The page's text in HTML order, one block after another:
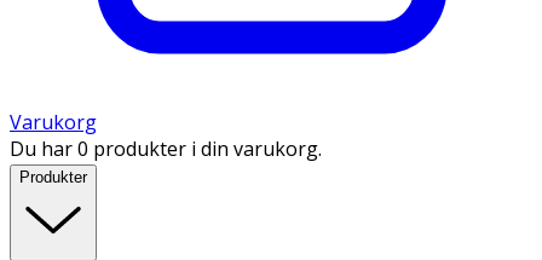
Varukorg
Du har 0 produkter i din varukorg.
Produkter